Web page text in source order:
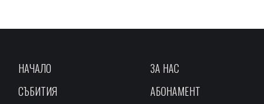
НАЧАЛО
СЪБИТИЯ
ЗА НАС
АБОНАМЕНТ